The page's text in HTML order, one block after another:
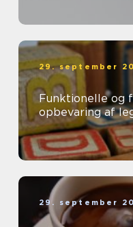
29. september
Funktionelle og
opbevaring af
29. september